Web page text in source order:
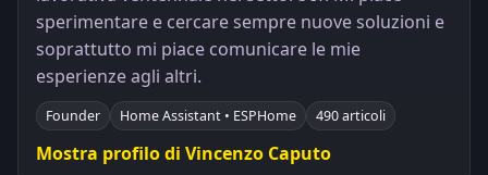
sperimentare e cercare sempre nuove soluzioni e
soprattutto mi piace comunicare le mie
esperienze agli altri.
Founder Home Assistant • ESPHome 490 articoli
Mostra profilo di Vincenzo Caputo